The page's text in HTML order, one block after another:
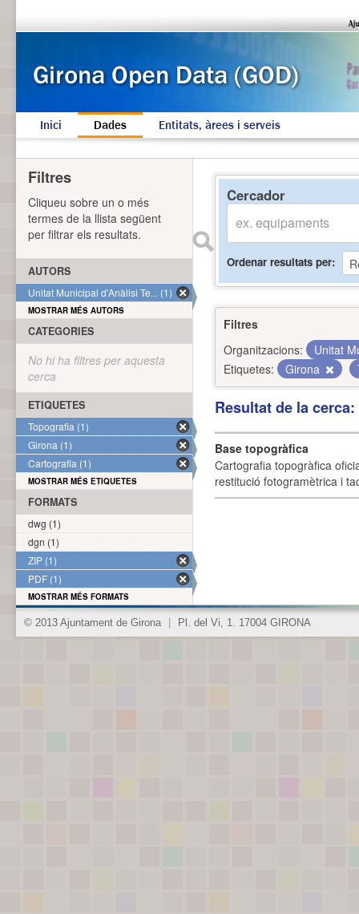
Inici Dades Entitats, àrees i serveis
Cercador
Ordenar resultats per
Filtres
Organitzacions:
Unitat
Etiquetes:
Girona
Resultat de la
Base topogràfica
Cartografia topogràfica
restitució fotogramètrica i
Filtres
Cliqueu sobre un o més
termes de la llista següent
per filtrar els resultats.
AUTORS
Unitat Municipal d'Anàlisi Te... (1)
MOSTRAR MÉS AUTORS
CATEGORIES
No hi ha filtres per aquesta
cerca
ETIQUETES
Topografia (1)
Girona (1)
Cartografia (1)
MOSTRAR MÉS ETIQUETES
FORMATS
dwg (1)
dgn (1)
ZIP (1)
PDF (1)
MOSTRAR MÉS FORMATS
© 2013 Ajuntament de Girona Pl. del Vi, 1. 17004 GIRONA